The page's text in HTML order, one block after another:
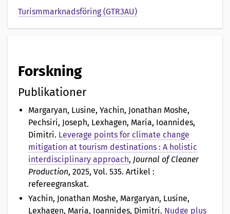
Turismmarknadsföring (GTR3AU)
Forskning
Publikationer
Margaryan, Lusine, Yachin, Jonathan Moshe,
Pechsiri, Joseph, Lexhagen, Maria, Ioannides,
Dimitri. Leverage points for climate change
mitigation at tourism destinations : A holistic
interdisciplinary approach, Journal of Cleaner
Production, 2025, Vol. 535. Artikel :
refereegranskat.
Yachin, Jonathan Moshe, Margaryan, Lusine,
Lexhagen, Maria, Ioannides, Dimitri. Nudge plus